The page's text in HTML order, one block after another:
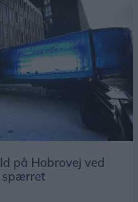
på Hobrovej ved
spærret